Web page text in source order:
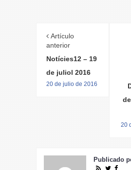
Artículo
anterior
Notícies12 – 19
de juliol 2016
20 de julio de 2016
20
Publicado